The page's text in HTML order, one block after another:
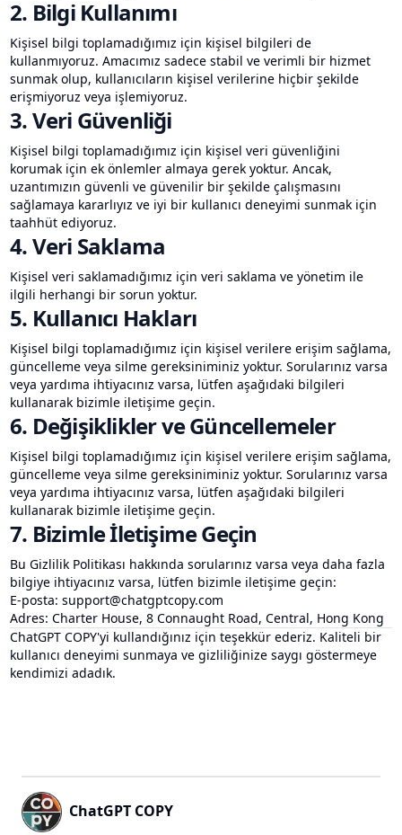
2. Bilgi Kullanımı
Kişisel bilgi toplamadığımız için kişisel bilgileri de
kullanmıyoruz. Amacımız sadece stabil ve verimli bir hizmet
sunmak olup, kullanıcıların kişisel verilerine hiçbir şekilde
erişmiyoruz veya işlemiyoruz.
3. Veri Güvenliği
Kişisel bilgi toplamadığımız için kişisel veri güvenliğini
korumak için ek önlemler almaya gerek yoktur. Ancak,
uzantımızın güvenli ve güvenilir bir şekilde çalışmasını
sağlamaya kararlıyız ve iyi bir kullanıcı deneyimi sunmak için
taahhüt ediyoruz.
4. Veri Saklama
Kişisel veri saklamadığımız için veri saklama ve yönetim ile
ilgili herhangi bir sorun yoktur.
5. Kullanıcı Hakları
Kişisel bilgi toplamadığımız için kişisel verilere erişim sağlama,
güncelleme veya silme gereksiniminiz yoktur. Sorularınız varsa
veya yardıma ihtiyacınız varsa, lütfen aşağıdaki bilgileri
kullanarak bizimle iletişime geçin.
6. Değişiklikler ve Güncellemeler
Kişisel bilgi toplamadığımız için kişisel verilere erişim sağlama,
güncelleme veya silme gereksiniminiz yoktur. Sorularınız varsa
veya yardıma ihtiyacınız varsa, lütfen aşağıdaki bilgileri
kullanarak bizimle iletişime geçin.
7. Bizimle İletişime Geçin
Bu Gizlilik Politikası hakkında sorularınız varsa veya daha fazla
bilgiye ihtiyacınız varsa, lütfen bizimle iletişime geçin:
E-posta: support@chatgptcopy.com
Adres: Charter House, 8 Connaught Road, Central, Hong Kong
ChatGPT COPY'yi kullandığınız için teşekkür ederiz. Kaliteli bir
kullanıcı deneyimi sunmaya ve gizliliğinize saygı göstermeye
kendimizi adadık.
ChatGPT COPY